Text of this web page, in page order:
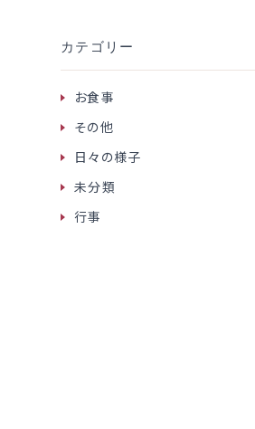
カテゴリー
お食事
その他
日々の様子
未分類
行事